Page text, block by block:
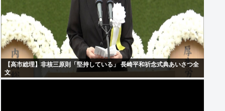
【高市総理】非核三原則「堅持している」 長崎平和祈念式典あいさつ全
文